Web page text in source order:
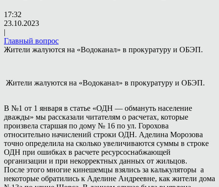
17:32
23.10.2023
|
Главный вопрос
Жители жалуются на «Водоканал» в прокуратуру и ОБЭП.
Жители жалуются на «Водоканал» в прокуратуру и ОБЭП.
В №1 от 1 января в статье «ОДН — обмануть население
дважды» мы рассказали читателям о расчетах, которые
произвела старшая по дому № 16 по ул. Горохова
относительно начислений строки ОДН. Аделина Морозова
точно определила на сколько увеличиваются суммы в строке
ОДН при ошибках в расчете ресурсоснабжающей
организации и при некорректных данных от жильцов.
После этого многие кинешемцы взялись за калькуляторы а
некоторые обратились к Аделине Андреевне, как жители дома